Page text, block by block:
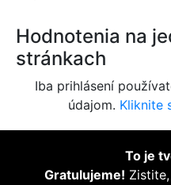
Hodnotenia na
stránkach
Iba prihlásení
údajom. Kliknite
To je
Gratulujeme!